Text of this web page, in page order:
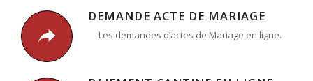
DEMANDE ACTE DE MARIAGE
Les demandes d’actes de Mariage en ligne.